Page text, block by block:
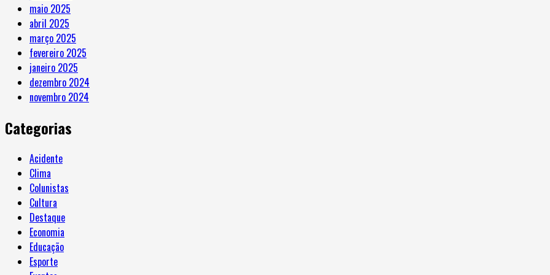
maio 2025
abril 2025
março 2025
fevereiro 2025
janeiro 2025
dezembro 2024
novembro 2024
Categorias
Acidente
Clima
Colunistas
Cultura
Destaque
Economia
Educação
Esporte